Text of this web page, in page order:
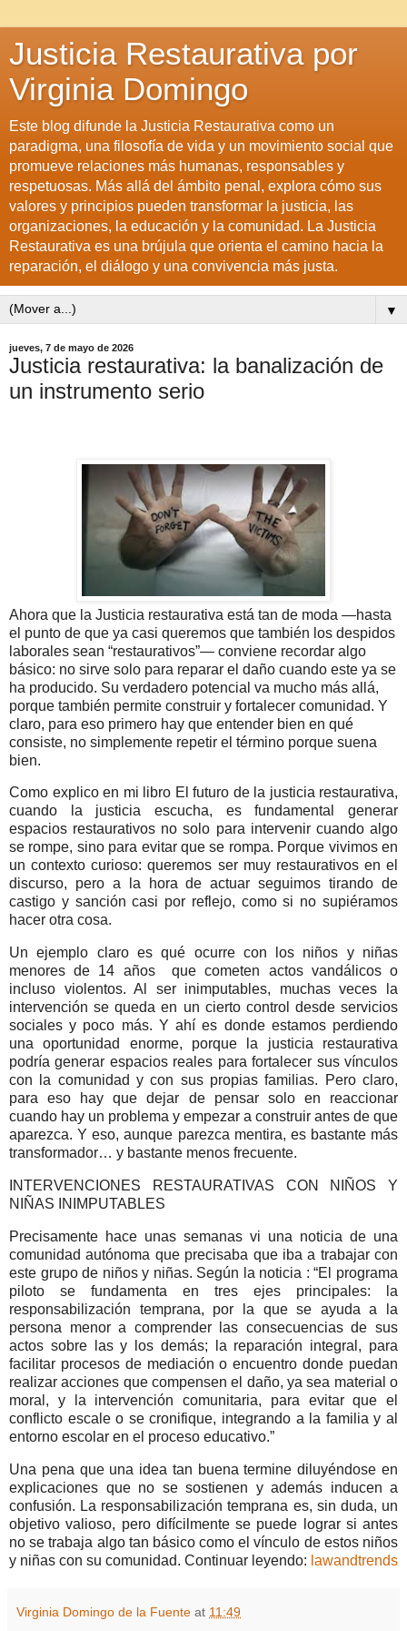
Justicia Restaurativa por
Virginia Domingo
Este blog difunde la Justicia Restaurativa como un
paradigma, una filosofía de vida y un movimiento social que
promueve relaciones más humanas, responsables y
respetuosas. Más allá del ámbito penal, explora cómo sus
valores y principios pueden transformar la justicia, las
organizaciones, la educación y la comunidad. La Justicia
Restaurativa es una brújula que orienta el camino hacia la
reparación, el diálogo y una convivencia más justa.
▼
jueves, 7 de mayo de 2026
Justicia restaurativa: la banalización de
un instrumento serio
Ahora que la Justicia restaurativa está tan de moda —hasta
el punto de que ya casi queremos que también los despidos
laborales sean “restaurativos”— conviene recordar algo
básico: no sirve solo para reparar el daño cuando este ya se
ha producido. Su verdadero potencial va mucho más allá,
porque también permite construir y fortalecer comunidad. Y
claro, para eso primero hay que entender bien en qué
consiste, no simplemente repetir el término porque suena
bien.
Como explico en mi libro El futuro de la justicia restaurativa,
cuando la justicia escucha, es fundamental generar
espacios restaurativos no solo para intervenir cuando algo
se rompe, sino para evitar que se rompa. Porque vivimos en
un contexto curioso: queremos ser muy restaurativos en el
discurso, pero a la hora de actuar seguimos tirando de
castigo y sanción casi por reflejo, como si no supiéramos
hacer otra cosa.
Un ejemplo claro es qué ocurre con los niños y niñas
menores de 14 años que cometen actos vandálicos o
incluso violentos. Al ser inimputables, muchas veces la
intervención se queda en un cierto control desde servicios
sociales y poco más. Y ahí es donde estamos perdiendo
una oportunidad enorme, porque la justicia restaurativa
podría generar espacios reales para fortalecer sus vínculos
con la comunidad y con sus propias familias. Pero claro,
para eso hay que dejar de pensar solo en reaccionar
cuando hay un problema y empezar a construir antes de que
aparezca. Y eso, aunque parezca mentira, es bastante más
transformador… y bastante menos frecuente.
INTERVENCIONES RESTAURATIVAS CON NIÑOS Y
NIÑAS INIMPUTABLES
Precisamente hace unas semanas vi una noticia de una
comunidad autónoma que precisaba que iba a trabajar con
este grupo de niños y niñas. Según la noticia : “El programa
piloto se fundamenta en tres ejes principales: la
responsabilización temprana, por la que se ayuda a la
persona menor a comprender las consecuencias de sus
actos sobre las y los demás; la reparación integral, para
facilitar procesos de mediación o encuentro donde puedan
realizar acciones que compensen el daño, ya sea material o
moral, y la intervención comunitaria, para evitar que el
conflicto escale o se cronifique, integrando a la familia y al
entorno escolar en el proceso educativo.”
Una pena que una idea tan buena termine diluyéndose en
explicaciones que no se sostienen y además inducen a
confusión. La responsabilización temprana es, sin duda, un
objetivo valioso, pero difícilmente se puede lograr si antes
no se trabaja algo tan básico como el vínculo de estos niños
y niñas con su comunidad. Continuar leyendo: lawandtrends
Virginia Domingo de la Fuente at 11:49